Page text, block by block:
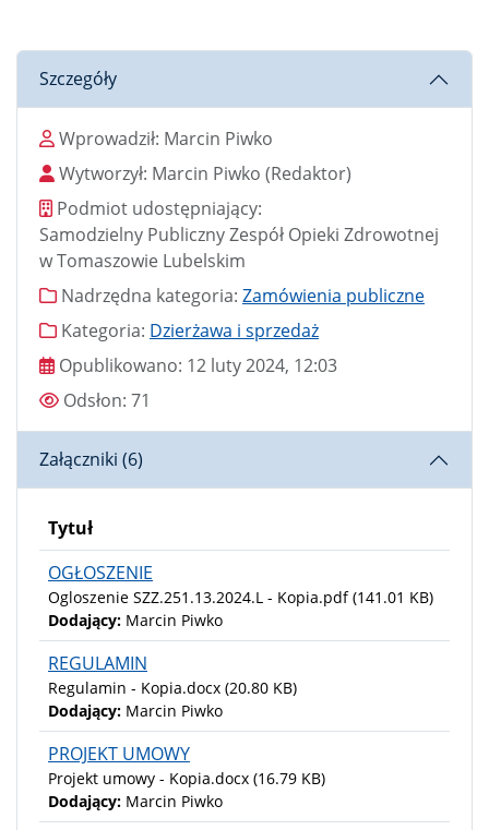
Szczegóły
Wprowadził
Wprowadził: Marcin Piwko
Wytworzył
Wytworzył: Marcin Piwko (Redaktor)
Podmiot udostępniający
Podmiot udostępniający:
Samodzielny Publiczny Zespół Opieki Zdrowotnej
w Tomaszowie Lubelskim
Nadrzędna kategoria
Nadrzędna kategoria: Zamówienia publiczne
Kategoria
Kategoria: Dzierżawa i sprzedaż
Data publikacji
Opublikowano: 12 luty 2024, 12:03
Odsłony
Odsłon: 71
Załączniki (6)
Tytuł
OGŁOSZENIE
Ogloszenie SZZ.251.13.2024.L - Kopia.pdf (141.01 KB)
Dodający: Marcin Piwko
REGULAMIN
Regulamin - Kopia.docx (20.80 KB)
Dodający: Marcin Piwko
PROJEKT UMOWY
Projekt umowy - Kopia.docx (16.79 KB)
Dodający: Marcin Piwko